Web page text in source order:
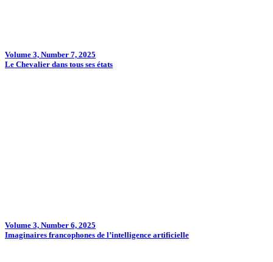
Volume 3, Number 7, 2025
Le Chevalier dans tous ses états
Volume 3, Number 6, 2025
Imaginaires francophones de l’intelligence artificielle